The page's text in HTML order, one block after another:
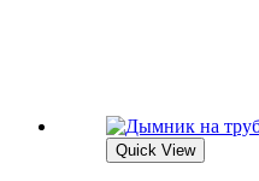
Quick View